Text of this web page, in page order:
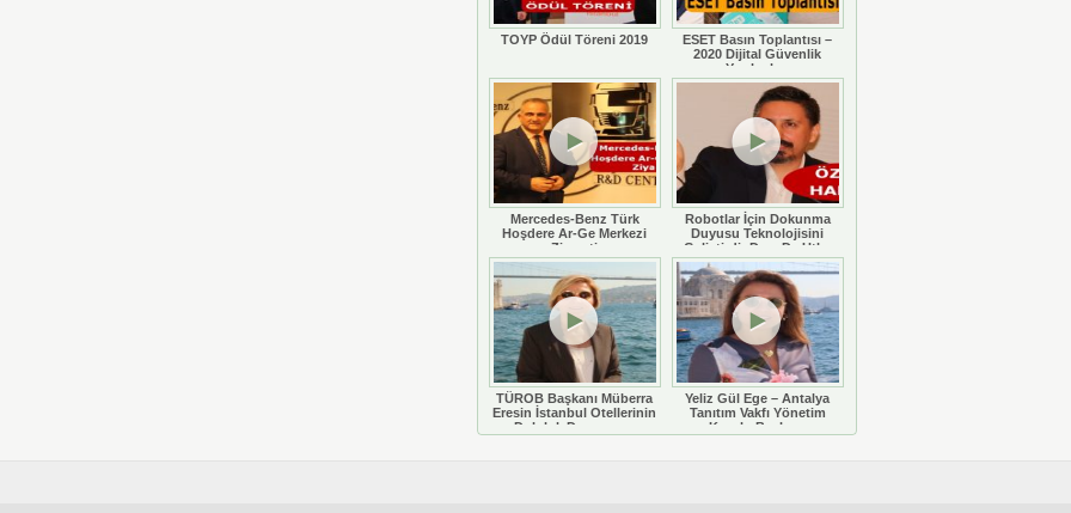
TOYP Ödül Töreni 2019
ESET Basın Toplantısı –
2020 Dijital Güvenlik
Yazılımları
Mercedes-Benz Türk
Hoşdere Ar-Ge Merkezi
Ziyareti
Robotlar İçin Dokunma
Duyusu Teknolojisini
Geliştirdi: Doç. Dr. Utku
Büyükşahin
TÜROB Başkanı Müberra
Eresin İstanbul Otellerinin
Doluluk Durumunu
Yeliz Gül Ege – Antalya
Tanıtım Vakfı Yönetim
Kurulu Başkanı